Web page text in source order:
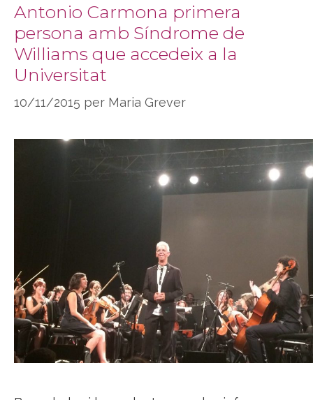
Antonio Carmona primera
persona amb Síndrome de
Williams que accedeix a la
Universitat
10/11/2015 per Maria Grever